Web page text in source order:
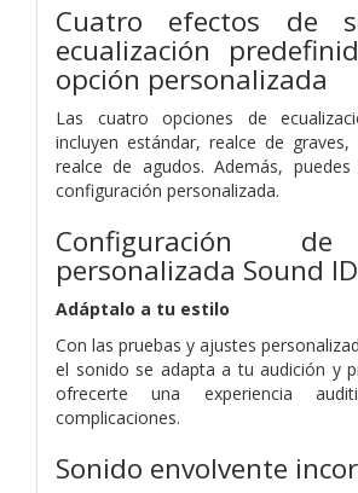
Cuatro efectos de
ecualización
opción personalizada
Las cuatro opciones de
incluyen estándar, realce de
realce de agudos. Además,
configuración personalizada.
Configuración
personalizada Sound
Adáptalo a tu estilo
Con las pruebas y ajustes
el sonido se adapta a tu audición y
ofrecerte una experiencia
complicaciones.
Sonido envolvente